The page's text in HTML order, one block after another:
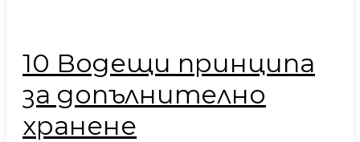
10 Водещи принципа
за допълнително
хранене